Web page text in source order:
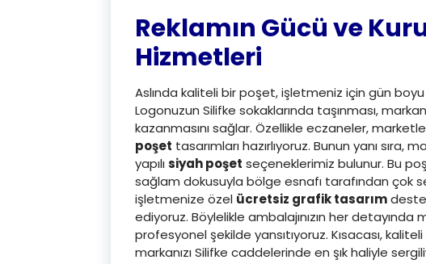
Reklamın Gücü ve
Hizmetleri
Aslında kaliteli bir poşet, işletmeniz için gün
Logonuzun Silifke sokaklarında taşınması,
kazanmasını sağlar. Özellikle eczaneler,
poşet tasarımları hazırlıyoruz. Bunun yanı
yapılısiyah poşet seçeneklerimiz bulunur. Bu
sağlam dokusuyla bölge esnafı tarafından çok
işletmenize özel ücretsiz grafik tasarım
ediyoruz. Böylelikle ambalajınızın her detayında
profesyonel şekilde yansıtıyoruz. Kısacası,
markanızı Silifke caddelerinde en şık haliyle